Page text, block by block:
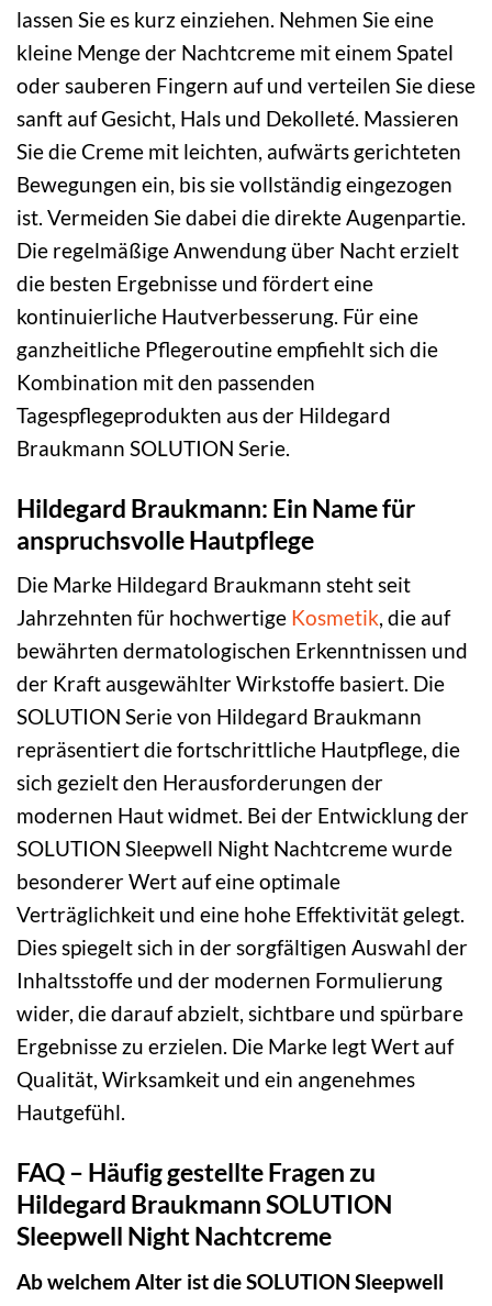
lassen Sie es kurz einziehen. Nehmen Sie eine
kleine Menge der Nachtcreme mit einem Spatel
oder sauberen Fingern auf und verteilen Sie diese
sanft auf Gesicht, Hals und Dekolleté. Massieren
Sie die Creme mit leichten, aufwärts gerichteten
Bewegungen ein, bis sie vollständig eingezogen
ist. Vermeiden Sie dabei die direkte Augenpartie.
Die regelmäßige Anwendung über Nacht erzielt
die besten Ergebnisse und fördert eine
kontinuierliche Hautverbesserung. Für eine
ganzheitliche Pflegeroutine empfiehlt sich die
Kombination mit den passenden
Tagespflegeprodukten aus der Hildegard
Braukmann SOLUTION Serie.
Hildegard Braukmann: Ein Name für
anspruchsvolle Hautpflege
Die Marke Hildegard Braukmann steht seit
Jahrzehnten für hochwertige Kosmetik, die auf
bewährten dermatologischen Erkenntnissen und
der Kraft ausgewählter Wirkstoffe basiert. Die
SOLUTION Serie von Hildegard Braukmann
repräsentiert die fortschrittliche Hautpflege, die
sich gezielt den Herausforderungen der
modernen Haut widmet. Bei der Entwicklung der
SOLUTION Sleepwell Night Nachtcreme wurde
besonderer Wert auf eine optimale
Verträglichkeit und eine hohe Effektivität gelegt.
Dies spiegelt sich in der sorgfältigen Auswahl der
Inhaltsstoffe und der modernen Formulierung
wider, die darauf abzielt, sichtbare und spürbare
Ergebnisse zu erzielen. Die Marke legt Wert auf
Qualität, Wirksamkeit und ein angenehmes
Hautgefühl.
FAQ – Häufig gestellte Fragen zu
Hildegard Braukmann SOLUTION
Sleepwell Night Nachtcreme
Ab welchem Alter ist die SOLUTION Sleepwell